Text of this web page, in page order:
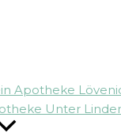
Apotheke
Unter